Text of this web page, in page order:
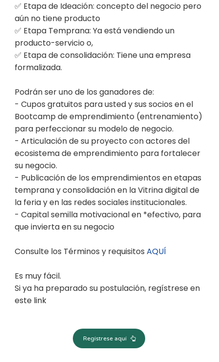
✅ Etapa de Ideación: concepto del negocio pero
aún no tiene producto
✅ Etapa Temprana: Ya está vendiendo un
producto-servicio o,
✅ Etapa de consolidación: Tiene una empresa
formalizada.
Podrán ser uno de los ganadores de:
- Cupos gratuitos para usted y sus socios en el
Bootcamp de emprendimiento (entrenamiento)
para perfeccionar su modelo de negocio.
- Articulación de su proyecto con actores del
ecosistema de emprendimiento para fortalecer
su negocio.
- Publicación de los emprendimientos en etapas
temprana y consolidación en la Vitrina digital de
la feria y en las redes sociales institucionales.
- Capital semilla motivacional en *efectivo, para
que invierta en su negocio
Consulte los Términos y requisitos AQUÍ
Es muy fácil.
Si ya ha preparado su postulación, regístrese en
este link
Regístrese aquí